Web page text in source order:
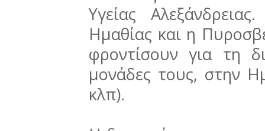
Υγείας
Ημαθίας και η
φροντίσουν για τη
μονάδες τους, στην
κλπ).